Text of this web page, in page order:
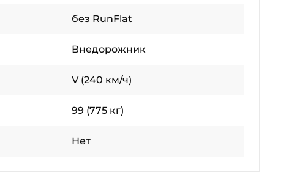
без RunFlat
Внедорожник
V (240 км/ч)
99 (775 кг)
Нет